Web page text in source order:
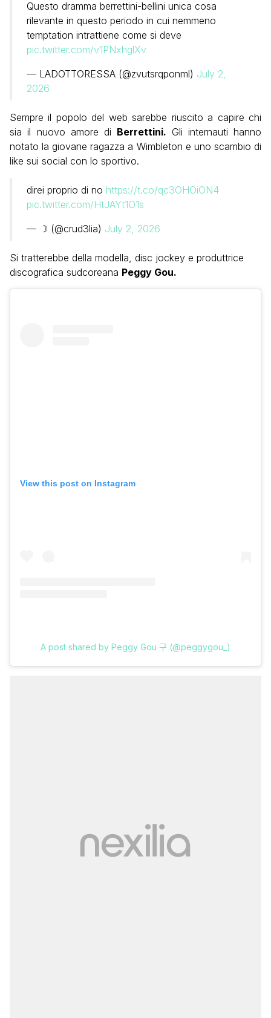
Questo dramma berrettini-bellini unica cosa
rilevante in questo periodo in cui nemmeno
temptation intrattiene come si deve
pic.twitter.com/v1PNxhglXv
— LADOTTORESSA (@zvutsrqponml) July 2,
2026
Sempre il popolo del web sarebbe riuscito a capire chi
sia il nuovo amore di Berrettini. Gli internauti hanno
notato la giovane ragazza a Wimbleton e uno scambio di
like sui social con lo sportivo.
direi proprio di no https://t.co/qc3OHOiON4
pic.twitter.com/HtJAYt1O1s
— ☽ (@crud3lia) July 2, 2026
Si tratterebbe della modella, disc jockey e produttrice
discografica sudcoreana Peggy Gou.
View this post on Instagram
A post shared by Peggy Gou 구 (@peggygou_)